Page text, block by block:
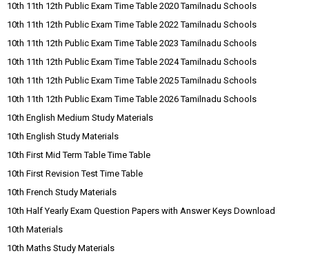
10th 11th 12th Public Exam Time Table 2020 Tamilnadu Schools
10th 11th 12th Public Exam Time Table 2022 Tamilnadu Schools
10th 11th 12th Public Exam Time Table 2023 Tamilnadu Schools
10th 11th 12th Public Exam Time Table 2024 Tamilnadu Schools
10th 11th 12th Public Exam Time Table 2025 Tamilnadu Schools
10th 11th 12th Public Exam Time Table 2026 Tamilnadu Schools
10th English Medium Study Materials
10th English Study Materials
10th First Mid Term Table Time Table
10th First Revision Test Time Table
10th French Study Materials
10th Half Yearly Exam Question Papers with Answer Keys Download
10th Materials
10th Maths Study Materials